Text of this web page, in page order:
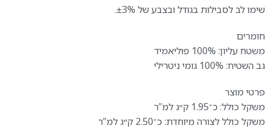
שימו לב לסבילות בגודל ובצבע של ±3%.
חומרים
משטח עליון: 100% פוליאמיד
גב השטיח: 100% גומי ניטרילי
פרטי מוצר
משקל כולל: כ־1.95 ק״ג למ”ר
משקל כולל לצורה מיוחדת: כ־2.50 ק״ג למ”ר